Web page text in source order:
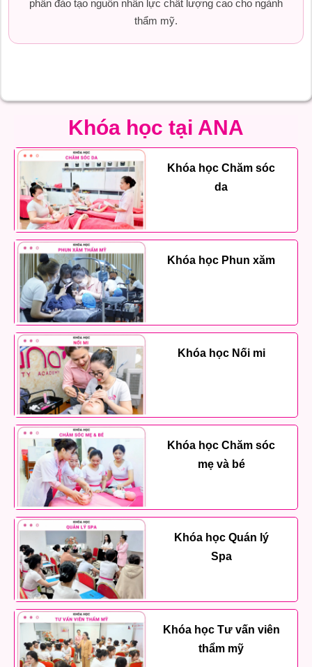
phần đào tạo nguồn nhân lực chất lượng cao cho ngành
thẩm mỹ.
Khóa học tại ANA
Khóa học Chăm sóc
da
Khóa học Phun xăm
Khóa học Nối mi
Khóa học Chăm sóc
mẹ và bé
Khóa học Quán lý
Spa
Khóa học Tư vấn viên
thẩm mỹ